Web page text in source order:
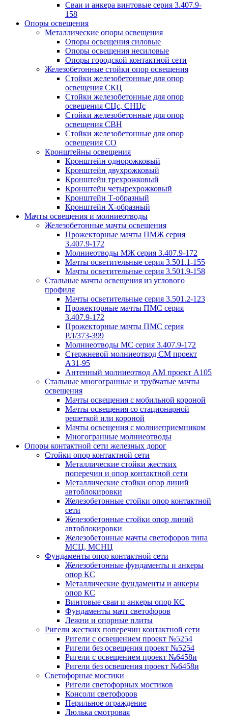
Сваи и анкера винтовые серия 3.407.9-
158
Опоры освещения
Металлические опоры освещения
Опоры освещения силовые
Опоры освещения несиловые
Опоры городской контактной сети
Железобетонные стойки опор освещения
Стойки железобетонные для опор
освещения СКЦ
Стойки железобетонные для опор
освещения СЦс, СНЦс
Стойки железобетонные для опор
освещения СВН
Стойки железобетонные для опор
освещения СО
Кронштейны освещения
Кронштейн однорожковый
Кронштейн двухрожковый
Кронштейн трехрожковый
Кронштейн четырехрожковый
Кронштейн Т-образный
Кронштейн Х-образный
Мачты освещения и молниеотводы
Железобетонные мачты освещения
Прожекторные мачты ПМЖ серия
3.407.9-172
Молниеотводы МЖ серия 3.407.9-172
Мачты осветительные серия 3.501.1-155
Мачты осветительные серия 3.501.9-158
Стальные мачты освещения из углового
профиля
Мачты осветительные серия 3.501.2-123
Прожекторные мачты ПМС серия
3.407.9-172
Прожекторные мачты ПМС серия
РЛ/373-399
Молниеотводы МС серия 3.407.9-172
Стержневой молниеотвод СМ проект
А31-95
Антенный молниеотвод АМ проект А105
Стальные многогранные и трубчатые мачты
освещения
Мачты освещения с мобильной короной
Мачты освещения со стационарной
решеткой или короной
Мачты освещения с молниеприемником
Многогранные молниеотводы
Опоры контактной сети железных дорог
Стойки опор контактной сети
Металлические стойки жестких
поперечин и опор контактной сети
Металлические стойки опор линий
автоблокировки
Железобетонные стойки опор контактной
сети
Железобетонные стойки опор линий
автоблокировки
Железобетонные мачты светофоров типа
МСЦ, МСНЦ
Фундаменты опор контактной сети
Железобетонные фундаменты и анкеры
опор КС
Металлические фундаменты и анкеры
опор КС
Винтовые сваи и анкеры опор КС
Фундаменты мачт светофоров
Лежни и опорные плиты
Ригели жестких поперечин контактной сети
Ригели с освещением проект №5254
Ригели без освещения проект №5254
Ригели с освещением проект №6458и
Ригели без освещения проект №6458и
Светофорные мостики
Ригели светофорных мостиков
Консоли светофоров
Перильное ограждение
Люлька смотровая